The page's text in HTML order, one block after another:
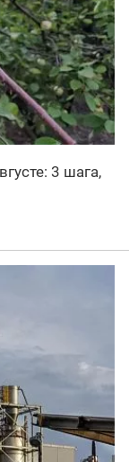
3 шага,